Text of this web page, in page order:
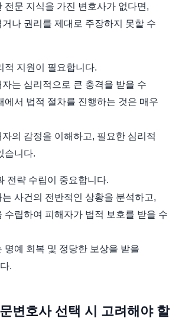
전문 지식을 가진 변호사가 없다면,
나 권리를 제대로 주장하지 못할 수
적 지원이 필요합니다.
는 심리적으로 큰 충격을 받을 수
에서 법적 절차를 진행하는 것은 매우
의 감정을 이해하고, 필요한 심리적
습니다.
전략 수립이 중요합니다.
사건의 전반적인 상황을 분석하고,
수립하여 피해자가 법적 보호를 받을 수
명예 회복 및 정당한 보상을 받을
.
변호사 선택 시 고려해야 할